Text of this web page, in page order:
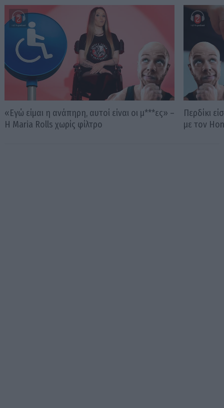
«Εγώ είμαι η ανάπηρη, αυτοί είναι οι μ***ες» –
Η Maria Rolls χωρίς φίλτρο
Περδίκι
με τον